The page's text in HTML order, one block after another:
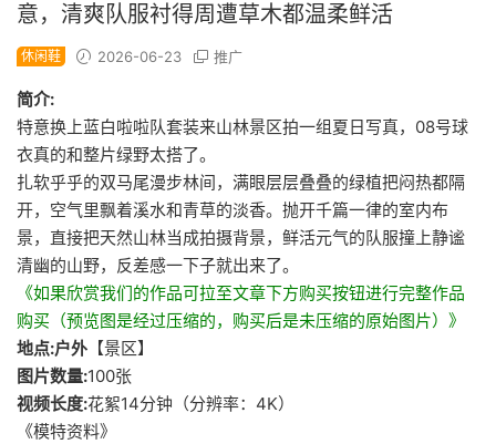
意，清爽队服衬得周遭草木都温柔鲜活
休闲鞋 2026-06-23 推广
简介:
特意换上蓝白啦啦队套装来山林景区拍一组夏日写真，08号球
衣真的和整片绿野太搭了。
扎软乎乎的双马尾漫步林间，满眼层层叠叠的绿植把闷热都隔
开，空气里飘着溪水和青草的淡香。抛开千篇一律的室内布
景，直接把天然山林当成拍摄背景，鲜活元气的队服撞上静谧
清幽的山野，反差感一下子就出来了。
《如果欣赏我们的作品可拉至文章下方购买按钮进行完整作品
购买（预览图是经过压缩的，购买后是未压缩的原始图片）》
地点:户外 【景区】
图片数量:100张
视频长度:花絮14分钟（分辨率：4K）
《模特资料》